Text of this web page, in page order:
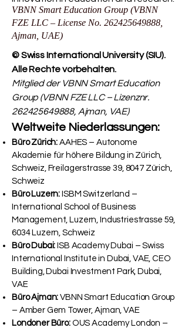
VBNN Smart Education Group (VBNN
FZE LLC – License No. 262425649888
Ajman, UAE)
© Swiss International University (SIU).
Alle Rechte vorbehalten.
Mitglied der VBNN Smart Education
Group (VBNN FZE LLC – Lizenznr.
262425649888, Ajman, VAE)
Weltweite Niederlassungen:
Büro Zürich: AAHES – Autonome
Akademie für höhere Bildung in Zürich,
Schweiz, Freilagerstrasse 39, 8047 Zürich,
Schweiz
Büro Luzern: ISBM Switzerland –
International School of Business
Management, Luzern, Industriestrasse 59,
6034 Luzern, Schweiz
Büro Dubai: ISB Academy Dubai – Swiss
International Institute in Dubai, VAE, CEO
Building, Dubai Investment Park, Dubai,
VAE
Büro Ajman: VBNN Smart Education Group
– Amber Gem Tower, Ajman, VAE
Londoner Büro:OUS Academy London –